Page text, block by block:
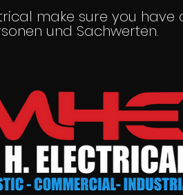
make sure you
und Sachwerten.